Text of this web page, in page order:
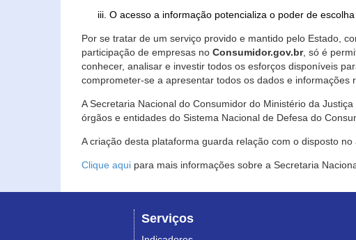
O acesso a informação potencializa o poder de
Por se tratar de um serviço provido e mantido pelo Estado,
participação de empresas no Consumidor.gov.br, só é
conhecer, analisar e investir todos os esforços disponíveis
comprometer-se a apresentar todos os dados e informações
A Secretaria Nacional do Consumidor do Ministério da
órgãos e entidades do Sistema Nacional de Defesa do
A criação desta plataforma guarda relação com o disposto
Clique aqui para mais informações sobre a Secretaria
Serviços